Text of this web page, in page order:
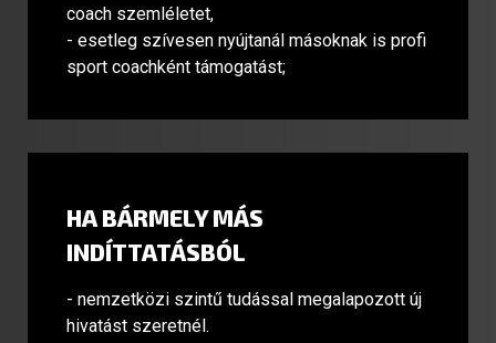
coach szemléletet,
- esetleg szívesen nyújtanál másoknak is profi
sport coachként támogatást;
HA BÁRMELY MÁS
INDÍTTATÁSBÓL
- nemzetközi szintű tudással megalapozott új
hivatást szeretnél.